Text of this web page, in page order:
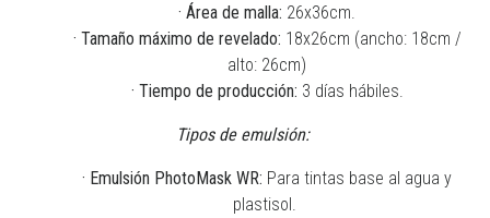
· Área de malla: 26x36cm.
· Tamaño máximo de revelado: 18x26cm (ancho: 18cm /
alto: 26cm)
· Tiempo de producción: 3 días hábiles.
Tipos de emulsión:
· Emulsión PhotoMask WR: Para tintas base al agua y
plastisol.